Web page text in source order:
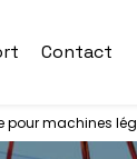
Contact
pour machines